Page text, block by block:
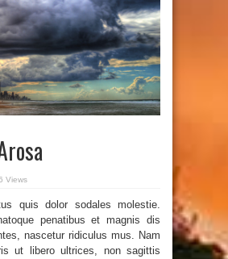
Views
quis dolor sodales molestie.
penatibus et magnis dis
nascetur ridiculus mus. Nam
ut libero ultrices, non sagittis